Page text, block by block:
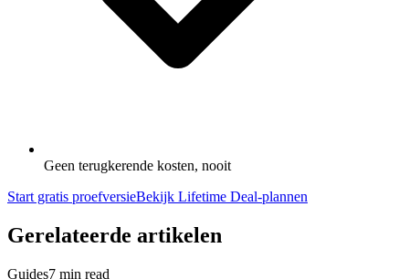
Geen terugkerende kosten, nooit
Start gratis proefversieBekijk Lifetime Deal-plannen
Gerelateerde artikelen
Guides7 min read